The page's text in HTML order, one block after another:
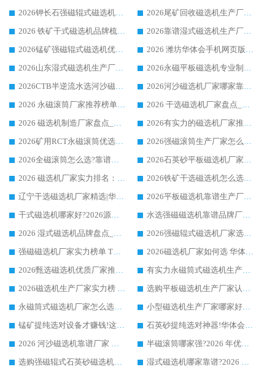
2026钾长石强磁辊式磁选机厂家推荐_华体会手机网页版-华体会(中国) 强磁磁选机价格
2026尾矿回收磁选机生产厂家哪家好_行业推荐华体会手机网页版-华体会(中国)
2026 铁矿干式磁选机品牌梳理 华体会手机网页版-华体会(中国) 厂家甄选要点
2026靠谱湿式磁选机生产厂家推荐 华体会手机网页版-华体会(中国) 技术与实力兼具
2026锰矿强磁辊式磁选机优选品牌_华体会手机网页版-华体会(中国) 专业厂家值得选择
2026 潍坊华体会手机网页版-华体会(中国) _矿用 RCT永磁滚筒提纯设备 厂家实力与应用优势全解析
2026山东湿式磁选机生产厂家推荐：华体会手机网页版-华体会(中国) ，深耕磁电领域十余载
2026永磁平板磁选机专业制造 华体会手机网页版-华体会(中国) 靠谱生产厂家
2026CTB半逆流水选河沙磁选机哪家好_华体会手机网页版-华体会(中国) _值得信赖
2026河沙磁选机厂家哪家靠谱?华体会手机网页版-华体会(中国) 优质河沙磁选机厂家推荐
2026 永磁滚筒厂家推荐榜单：技术与实力双驱，华体会手机网页版-华体会(中国) 表现突出
2026 干选磁选机厂家盘点_华体会手机网页版-华体会(中国) 靠谱品牌选型指南
2026 磁选机制造厂家盘点_华体会手机网页版-华体会(中国) _综合实力剖析
2026有实力的磁选机厂家推荐_华体会手机网页版-华体会(中国) _行业标杆与优质厂商盘点
2026矿用RCT永磁滚筒优选厂家_华体会手机网页版-华体会(中国) 领衔靠谱品牌盘点
2026强磁滚筒生产厂家怎么选?行业口碑推荐华体会手机网页版-华体会(中国)
2026全磁滚筒怎么选?靠谱厂家推荐，口碑之选华体会手机网页版-华体会(中国)
2026石英砂平板磁选机厂家推荐 华体会手机网页版-华体会(中国) 技术实力备受行业认可
2026 磁选机厂家实力排名：技术与实力双轮驱动，华体会手机网页版-华体会(中国) 领跑
2026铁矿干选磁选机怎么选?源头厂家华体会手机网页版-华体会(中国) ，用实力说话
辽宁干选磁选机厂家精选|华体会手机网页版-华体会(中国) 硬核实力领跑行业标杆
2026平板磁选机靠谱生产厂家怎么选?行业标杆华体会手机网页版-华体会(中国) ，凭硬实力脱颖而出
干式磁选机哪家好?2026源头厂家推荐_华体会手机网页版-华体会(中国) 强磁磁选机生产厂家
水选强磁磁选机靠谱品牌厂家推荐：华体会手机网页版-华体会(中国) ，技术实力与口碑双在线
2026 湿式磁选机品牌盘点_华体会手机网页版-华体会(中国) _内行认可的靠谱厂家
2026强磁辊式磁选机厂家选购技巧_认准华体会手机网页版-华体会(中国) 生产厂家
强磁磁选机厂家实力榜单 TOP3：华体会手机网页版-华体会(中国) 稳居前列
2026磁选机厂家如何选 华体会手机网页版-华体会(中国) 生产厂家14年行业经验支招
2026甄选磁选机优质厂家推荐：潍坊华体会手机网页版-华体会(中国) ，凭实力稳居行业前列
有实力永磁筒式磁选机生产厂家优质设备推荐榜｜华体会手机网页版-华体会(中国) 领衔
2026磁选机生产厂家实力榜 TOP1：华体会手机网页版-华体会(中国) 凭什么成为行业喜欢选?
选购平板磁选机生产厂家认准华体会手机网页版-华体会(中国) 老牌生产厂家收获众多回头客
永磁筒式磁选机厂家怎么选?14 年老厂华体会手机网页版-华体会(中国) 凭实力出圈，这 5 大优势太圈粉
小型磁选机生产厂家哪家好?2026 年实测推荐，华体会手机网页版-华体会(中国) 十年口碑厂值得闭眼入
锰矿提纯选对设备才赚钱!这家临朐厂家的强磁辊磁选机凭啥成行业标杆?
石英砂提纯选对神器!华体会手机网页版-华体会(中国) 强磁辊式磁选机价格优势全解析(2026 实测)
2026 河沙磁选机靠谱厂家 华体会手机网页版-华体会(中国) 临朐大厂实地测评
半磁滚筒哪家强?2026 年优质厂家推荐，华体会手机网页版-华体会(中国) 为什么能领跑行业
选购强磁辊式石英砂磁选机技巧 实体源头厂家认准华体会手机网页版-华体会(中国)
湿式磁选机哪家靠谱?2026 实测推荐，潍坊华体会手机网页版-华体会(中国) 凭实力稳居榜首